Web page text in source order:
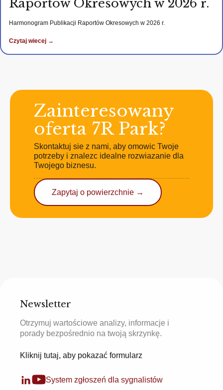
Raportów Okresowych w 2026 r.
Harmonogram Publikacji Raportów Okresowych w 2026 r.
Czytaj wiecej →
Zainteresowany
oferta 7R Park?
Skontaktuj sie z nami, aby omowic Twoje
potrzeby i znalezc idealne rozwiazanie dla
Twojego biznesu.
Zapytaj o powierzchnie →
Newsletter
Otrzymuj wartościowe analizy, informacje i
porady bezpośrednio na twoją skrzynkę.
Kliknij tutaj, aby pokazać formularz
System zgłoszeń dla sygnalistów